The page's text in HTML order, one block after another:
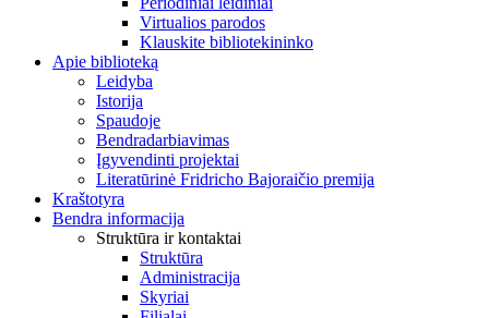
Virtualios parodos
Klauskite bibliotekininko
Apie biblioteką
Leidyba
Istorija
Spaudoje
Bendradarbiavimas
Įgyvendinti projektai
Literatūrinė Fridricho Bajoraičio premija
Kraštotyra
Bendra informacija
Struktūra ir kontaktai
Struktūra
Administracija
Skyriai